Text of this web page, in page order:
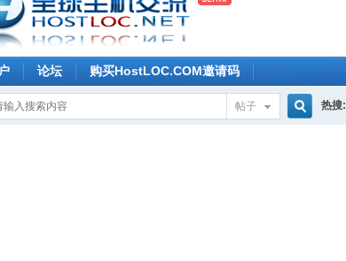
论坛 购买HostLOC.COM邀请码
帖子 热搜: